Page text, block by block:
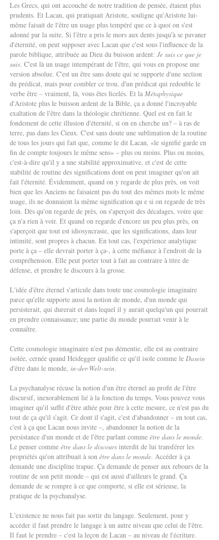
Les Grecs, qui ont accouché de notre tradition de pensée, étaient plus
prudents. Et Lacan, qui pratiquait Aristote, souligne qu'Aristote lui-
même faisait de l'être un usage plus tempéré que ce à quoi on s'est
adonné par la suite. Si l'être a pris le mors aux dents jusqu'à se pavaner
d'éternité, on peut supposer avec Lacan que c'est sous l'influence de la
parole biblique, attribuée au Dieu du buisson ardent: Je suis ce que je
suis. C'est là un usage intempérant de l'être, qui vous en propose une
version absolue. C'est un être sans doute qui se supporte d'une section
du prédicat, mais pour combler ce trou, d'un prédicat qui redouble le
verbe être – vraiment, là, vous êtes ficelés. Et la Métaphysique
d'Aristote plus le buisson ardent de la Bible, ça a donné l'incroyable
exaltation de l'être dans la théologie chrétienne. Quel est en fait le
fondement de cette illusion d'éternité, si on en cherche un? – à ras de
terre, pas dans les Cieux. C'est sans doute une sublimation de la routine
de tous les jours qui fait que, comme le dit Lacan, «le signifié garde en
fin de compte toujours le même sens» – plus ou moins. Plus ou moins,
c'est-à-dire qu'il y a une stabilité approximative, et c'est de cette
stabilité de routine des significations dont on peut imaginer qu'on ait
fait l'éternité. Évidemment, quand on y regarde de plus près, on voit
bien que les Anciens ne faisaient pas du tout des mêmes mots le même
usage, ils ne donnaient la même signification qu e si on regarde de très
loin. Dès qu'on regarde de près, on s'aperçoit des décalages, voire que
ça n'a rien à voir. Et quand on regarde d'encore un peu plus près, on
s'aperçoit que tout est idiosyncrasie, que les significations, dans leur
intimité, sont propres à chacun. En tout cas, l'expérience analytique
porte à ça – elle devrait porter à ça-, à cette méfiance à l'endroit de la
compréhension. Elle peut porter tout à fait au contraire à titre de
défense, et prendre le discours à la grosse.
L'idée d'être éternel s'articule dans toute une cosmologie imaginaire
parce qu'elle supporte aussi la notion de monde, d'un monde qui
persisterait, qui durerait et dans lequel il y aurait quelqu'un qui pourrait
en prendre connaissance; une partie du monde pourrait venir à le
connaître.
Cette cosmologie imaginaire n'est pas démentie, elle est au contraire
isolée, cernée quand Heidegger qualifie ce qu'il isole comme le Dasein
d'être dans le monde, in-der-Welt-sein.
La psychanalyse récuse la notion d'un être éternel au profit de l'être
discursif, inexorablement lié à la fonction du temps. Vous pouvez vous
imaginer qu'il suffit d'être athée pour être à cette mesure, ce n'est pas du
tout de ça qu'il s'agit. Ce dont il s'agit, c'est d'abandonner – en tout cas,
c'est à ça que Lacan nous invite –, abandonner la notion de la
persistance d'un monde et de l'être parlant comme être dans le monde.
Le penser comme être dans le discours interdit de lui transférer les
propriétés qu'on attribuait à son être dans le monde. Accéder à ça
demande une discipline trapue. Ça demande de penser aux rebours de la
routine de son petit monde – qui est aussi d'ailleurs le grand. Ça
demande de se rompre à ce que comporte, si elle est sérieuse, la
pratique de la psychanalyse.
L'existence ne nous fait pas sortir du langage. Seulement, pour y
accéder il faut prendre le langage à un autre niveau que celui de l'être.
Il faut le prendre – c'est la leçon de Lacan – au niveau de l'écriture.